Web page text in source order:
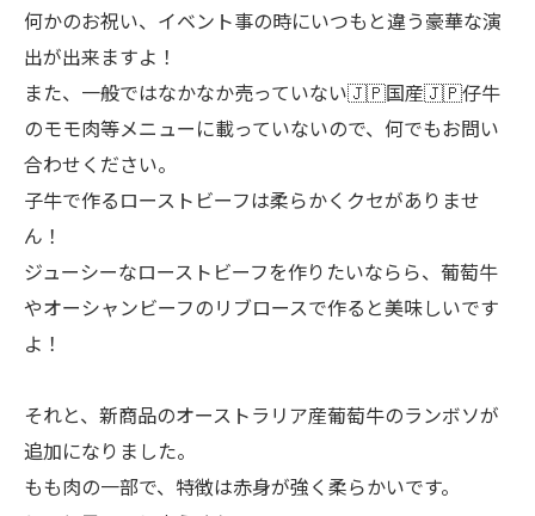
何かのお祝い、イベント事の時にいつもと違う豪華な演
出が出来ますよ！
また、一般ではなかなか売っていない🇯🇵国産🇯🇵仔牛
のモモ肉等メニューに載っていないので、何でもお問い
合わせください。
子牛で作るローストビーフは柔らかくクセがありませ
ん！
ジューシーなローストビーフを作りたいならら、葡萄牛
やオーシャンビーフのリブロースで作ると美味しいです
よ！
それと、新商品のオーストラリア産葡萄牛のランボソが
追加になりました。
もも肉の一部で、特徴は赤身が強く柔らかいです。